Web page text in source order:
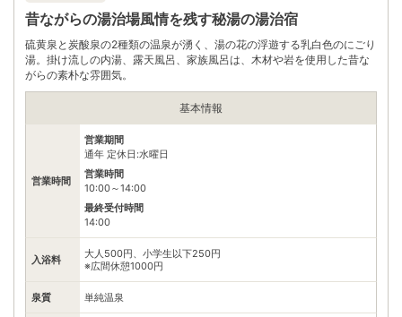
昔ながらの湯治場風情を残す秘湯の湯治宿
硫黄泉と炭酸泉の2種類の温泉が湧く、湯の花の浮遊する乳白色のにごり
湯。掛け流しの内湯、露天風呂、家族風呂は、木材や岩を使用した昔な
がらの素朴な雰囲気。
基本情報
営業時間
営業期間
通年 定休日:水曜日
営業時間
10:00～14:00
最終受付時間
14:00
入浴料
大人500円、小学生以下250円
※広間休憩1000円
泉質 単純温泉